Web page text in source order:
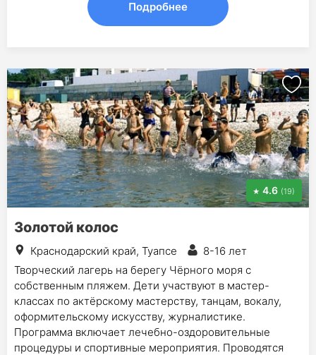
Подробнее
4.6 (19)
Золотой колос
Краснодарский край, Туапсе
8-16 лет
Творческий лагерь на берегу Чёрного моря с
собственным пляжем. Дети участвуют в мастер-
классах по актёрскому мастерству, танцам, вокалу,
оформительскому искусству, журналистике.
Программа включает лечебно-оздоровительные
процедуры и спортивные мероприятия. Проводятся